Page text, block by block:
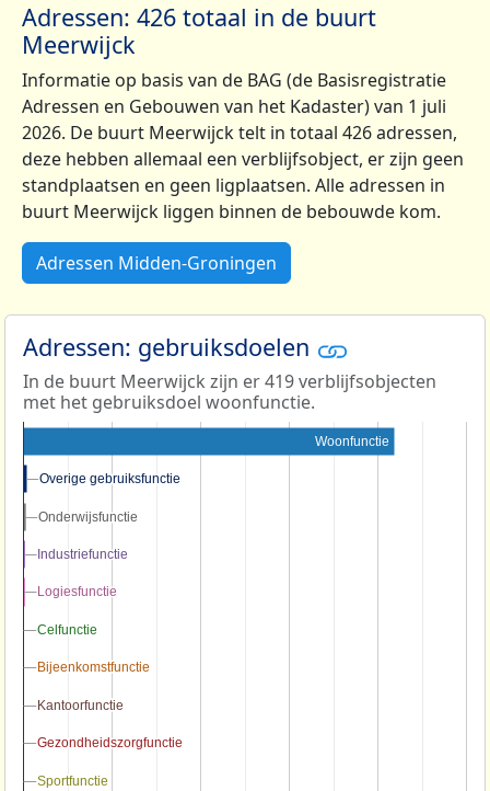
Adressen: 426 totaal in de buurt
Meerwijck
Informatie op basis van de BAG (de Basisregistratie
Adressen en Gebouwen van het Kadaster) van 1 juli
2026. De buurt Meerwijck telt in totaal 426 adressen,
deze hebben allemaal een verblijfsobject, er zijn geen
standplaatsen en geen ligplaatsen. Alle adressen in
buurt Meerwijck liggen binnen de bebouwde kom.
Adressen Midden-Groningen
Adressen: gebruiksdoelen
In de buurt Meerwijck zijn er 419 verblijfsobjecten
met het gebruiksdoel woonfunctie.
Woonfunctie
Overige gebruiksfunctie
Overige gebruiksfunctie
Onderwijsfunctie
Onderwijsfunctie
Industriefunctie
Industriefunctie
Logiesfunctie
Logiesfunctie
Celfunctie
Celfunctie
Bijeenkomstfunctie
Bijeenkomstfunctie
Kantoorfunctie
Kantoorfunctie
Gezondheidszorgfunctie
Gezondheidszorgfunctie
Sportfunctie
Sportfunctie